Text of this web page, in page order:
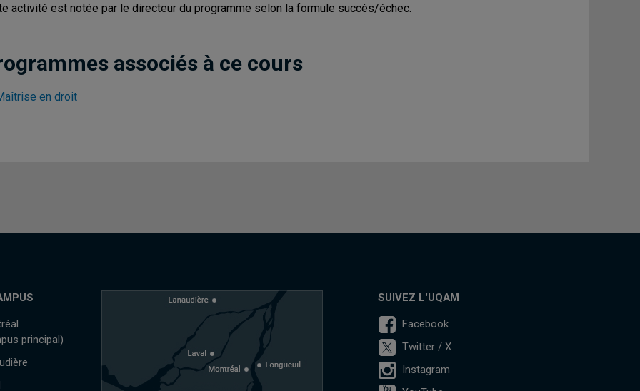
activité est notée par le directeur du programme selon la formule succès/échec.
associés à ce cours
en droit
principal)
SUIVEZ L'UQAM
Facebook
Twitter / X
Instagram